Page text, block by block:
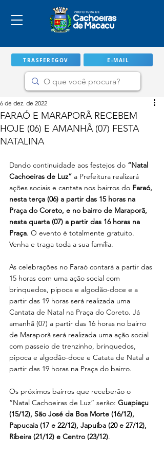
TRASFEREGOV E-MAIL
IMPORTANTE
FARAÓ E MARAPORÃ RECEBEM
HOJE (06) E AMANHÃ (07) FESTA
NATALINA
6 de dez. de 2022
Dando continuidade aos festejos do “Natal
Cachoeiras de Luz” a Prefeitura realizará
ações sociais e cantata nos bairros do Faraó,
nesta terça (06) a partir das 15 horas na
Praça do Coreto, e no bairro de Maraporã,
nesta quarta (07) a partir das 16 horas na
Praça. O evento é totalmente gratuito.
Venha e traga toda a sua família.
As celebrações no Faraó contará a partir das
15 horas com uma ação social com
brinquedos, pipoca e algodão-doce e a
partir das 19 horas será realizada uma
Cantata de Natal na Praça do Coreto. Já
amanhã (07) a partir das 16 horas no bairro
de Maraporã será realizada uma ação social
com passeio de trenzinho, brinquedos,
pipoca e algodão-doce e Catata de Natal a
partir das 19 horas na Praça do bairro.
Os próximos bairros que receberão o
“Natal Cachoeiras de Luz” serão: Guapiaçu
(15/12), São José da Boa Morte (16/12),
Papucaia (17 e 22/12), Japuíba (20 e 27/12),
Ribeira (21/12) e Centro (23/12).